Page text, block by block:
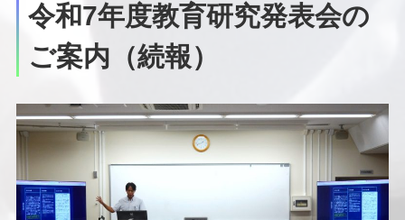
令和7年度教育研究発表会の
ご案内（続報）